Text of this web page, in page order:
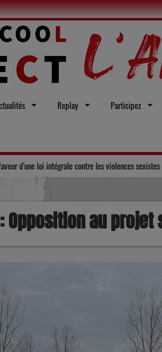
Replay Participez
du Gers adopte un vœu en faveur d'une loi
au projet